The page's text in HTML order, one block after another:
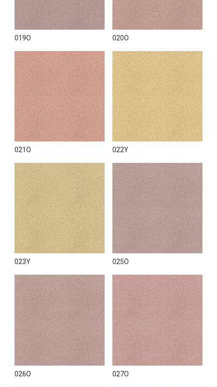
019O 020O
021O 022Y
023Y 025O
026O 027O